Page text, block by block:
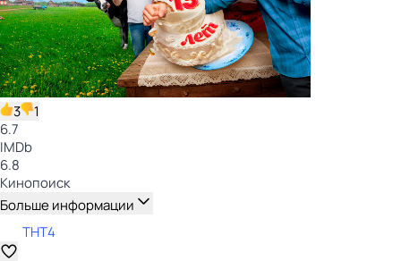
3
1
6.7
IMDb
6.8
Кинопоиск
Больше информации
ТНТ4